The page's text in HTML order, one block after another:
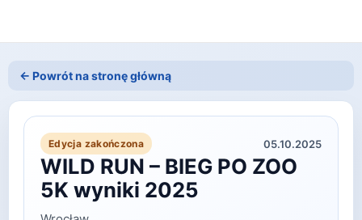
← Powrót na stronę główną
Edycja zakończona 05.10.2025
WILD RUN – BIEG PO ZOO
5K wyniki 2025